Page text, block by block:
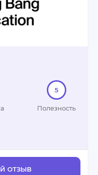
5
Полезность
ОТЗЫВ